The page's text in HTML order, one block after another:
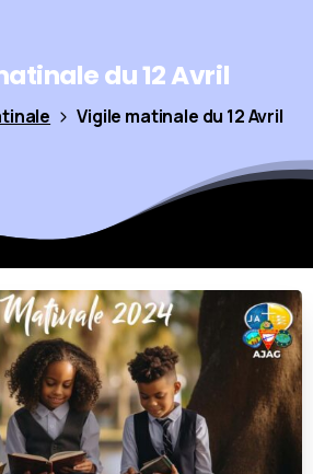
du12Avril
Vigile matinale du 12 Avril